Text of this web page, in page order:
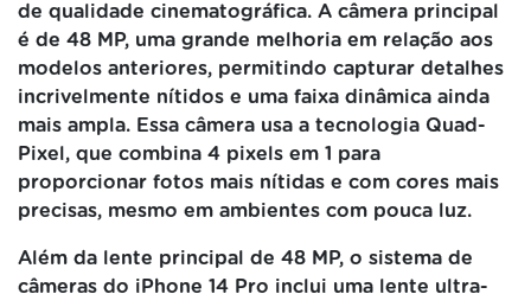
de qualidade cinematográfica. A câmera principal
é de 48 MP, uma grande melhoria em relação aos
modelos anteriores, permitindo capturar detalhes
incrivelmente nítidos e uma faixa dinâmica ainda
mais ampla. Essa câmera usa a tecnologia Quad-
Pixel, que combina 4 pixels em 1 para
proporcionar fotos mais nítidas e com cores mais
precisas, mesmo em ambientes com pouca luz.
Além da lente principal de 48 MP, o sistema de
câmeras do iPhone 14 Pro inclui uma lente ultra-